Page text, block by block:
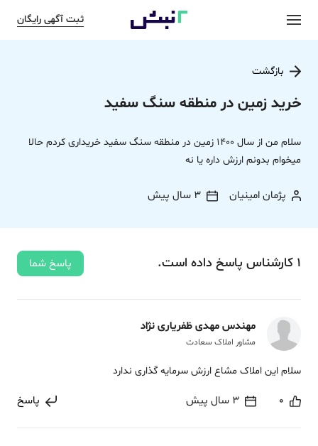
ثبت آگهی رایگان
بازگشت
خرید زمین در منطقه سنگ سفید
سلام من از سال 1400 زمین در منطقه سنگ سفید خریداری کردم حالا
میخوام بدونم ارزش داره یا نه
پژمان امینیان 3 سال پیش
1 کارشناس پاسخ داده‌ است. پاسخ شما
مهندس مهدی ظفریاری نژاد
مشاور املاک سعادت
سلام این املاک مشاع ارزش سرمایه گذاری ندارد
0 3 سال پیش پاسخ